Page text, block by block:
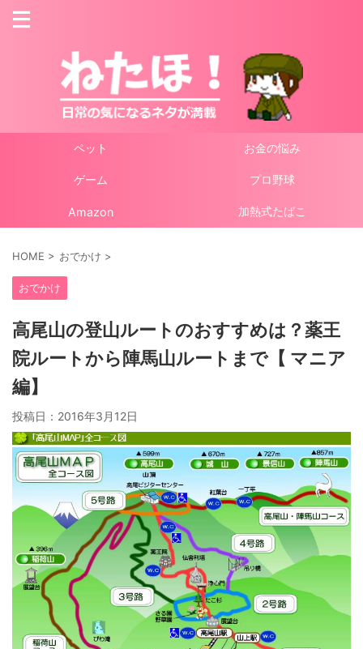
ペット お金の悩み
ゲーム プロ野球
Amazon 加熱式たばこ
HOME > おでかけ >
おでかけ
高尾山の登山ルートのおすすめは？薬王
院ルートから陣馬山ルートまで【 マニア
編】
投稿日： 2016年3月12日